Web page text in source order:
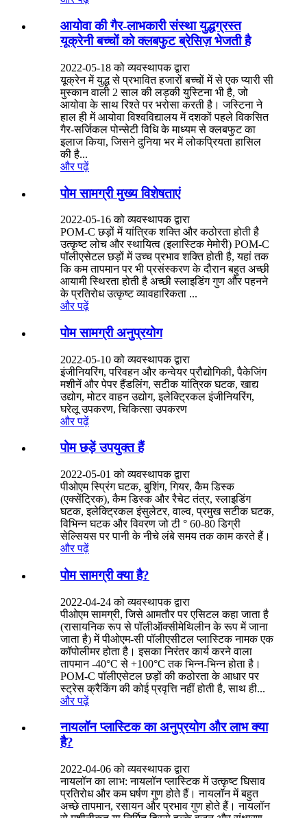
आयोवा की गैर-लाभकारी संस्था युद्धग्रस्त
यूक्रेनी बच्चों को क्लबफुट ब्रेसिज़ भेजती है
2022-05-18 को व्यवस्थापक द्वारा
यूक्रेन में युद्ध से प्रभावित हजारों बच्चों में से एक प्यारी सी
मुस्कान वाली 2 साल की लड़की युस्टिना भी है, जो
आयोवा के साथ रिश्ते पर भरोसा करती है। जस्टिना ने
हाल ही में आयोवा विश्वविद्यालय में दशकों पहले विकसित
गैर-सर्जिकल पोन्सेटी विधि के माध्यम से क्लबफुट का
इलाज किया, जिसने दुनिया भर में लोकप्रियता हासिल
की है...
और पढ़ें
पोम सामग्री मुख्य विशेषताएं
2022-05-16 को व्यवस्थापक द्वारा
POM-C छड़ों में यांत्रिक शक्ति और कठोरता होती है
उत्कृष्ट लोच और स्थायित्व (इलास्टिक मेमोरी) POM-C
पॉलीएसेटल छड़ों में उच्च प्रभाव शक्ति होती है, यहां तक ​​
कि कम तापमान पर भी प्रसंस्करण के दौरान बहुत अच्छी
आयामी स्थिरता होती है अच्छी स्लाइडिंग गुण और पहनने
के प्रतिरोध उत्कृष्ट व्यावहारिकता ...
और पढ़ें
पोम सामग्री अनुप्रयोग
2022-05-10 को व्यवस्थापक द्वारा
इंजीनियरिंग, परिवहन और कन्वेयर प्रौद्योगिकी, पैकेजिंग
मशीनें और पेपर हैंडलिंग, सटीक यांत्रिक घटक, खाद्य
उद्योग, मोटर वाहन उद्योग, इलेक्ट्रिकल इंजीनियरिंग,
घरेलू उपकरण, चिकित्सा उपकरण
और पढ़ें
पोम छड़ें उपयुक्त हैं
2022-05-01 को व्यवस्थापक द्वारा
पीओएम स्प्रिंग घटक, बुशिंग, गियर, कैम डिस्क
(एक्सेंट्रिक), कैम डिस्क और रैचेट तंत्र, स्लाइडिंग
घटक, इलेक्ट्रिकल इंसुलेटर, वाल्व, प्रमुख सटीक घटक,
विभिन्न घटक और विवरण जो टी ° 60-80 डिग्री
सेल्सियस पर पानी के नीचे लंबे समय तक काम करते हैं।
और पढ़ें
पोम सामग्री क्या है?
2022-04-24 को व्यवस्थापक द्वारा
पीओएम सामग्री, जिसे आमतौर पर एसिटल कहा जाता है
(रासायनिक रूप से पॉलीऑक्सीमेथिलीन के रूप में जाना
जाता है) में पीओएम-सी पॉलीएसीटल प्लास्टिक नामक एक
कॉपोलीमर होता है। इसका निरंतर कार्य करने वाला
तापमान -40°C से +100°C तक भिन्न-भिन्न होता है।
POM-C पॉलीएसेटल छड़ों की कठोरता के आधार पर
स्ट्रेस क्रैकिंग की कोई प्रवृत्ति नहीं होती है, साथ ही...
और पढ़ें
नायलॉन प्लास्टिक का अनुप्रयोग और लाभ क्या
है?
2022-04-06 को व्यवस्थापक द्वारा
नायलॉन का लाभ: नायलॉन प्लास्टिक में उत्कृष्ट घिसाव
प्रतिरोध और कम घर्षण गुण होते हैं। नायलॉन में बहुत
अच्छे तापमान, रसायन और प्रभाव गुण होते हैं। नायलॉन